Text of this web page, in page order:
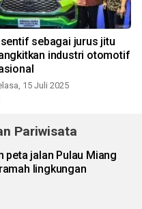
sebagai jurus jitu
industri otomotif
15 Juli 2025
Pariwisata
peta jalan Pulau Miang
lingkungan